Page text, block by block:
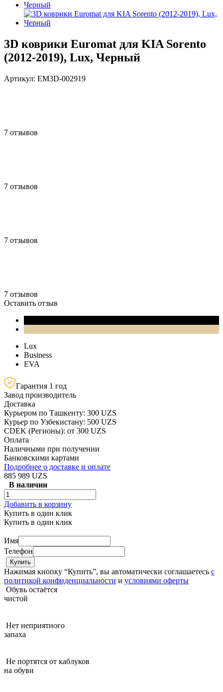
3D коврики Euromat для KIA Sorento
(2012-2019), Lux, Черный
Артикул: EM3D-002919
7 отзывов
7 отзывов
7 отзывов
7 отзывов
Оставить отзыв
Lux
Business
EVA
Гарантия 1 год
Завод производитель
Доставка
Курьером по Ташкенту: 300 UZS
Курьер по Узбекистану: 500 UZS
CDEK (Регионы): от 300 UZS
Оплата
Наличными при получении
Банковскими картами
Подробнее о доставке и оплате
885 989 UZS
В наличии
Добавить в корзину
Купить в один клик
Купить в один клик
Имя
Телефон
Нажимая кнопку “Купить”, вы автоматически соглашаетесь с
политикой конфиденциальности и условиями оферты
Обувь остаётся
чистой
Нет неприятного
запаха
Не портятся от каблуков
на обуви